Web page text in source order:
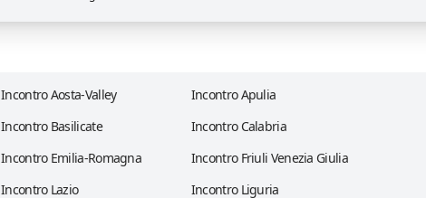
Incontro Aosta-Valley
Incontro Apulia
Incontro Basilicate
Incontro Calabria
Incontro Emilia-Romagna
Incontro Friuli Venezia Giulia
Incontro Lazio Incontro Liguria